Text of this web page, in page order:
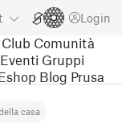
Login
Club Comunità
Eventi Gruppi
Blog Prusa
casa